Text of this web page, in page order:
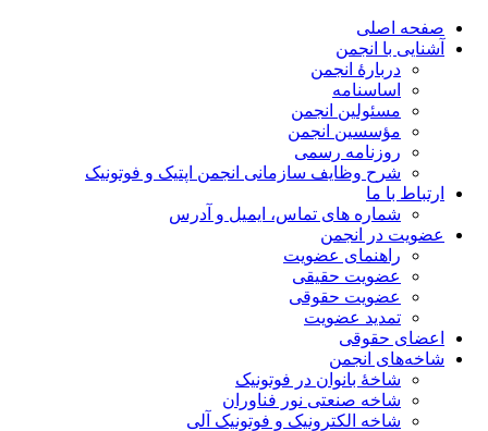
صفحه اصلی
آشنایی با انجمن
دربارۀ انجمن
اساسنامه
مسئولین انجمن
مؤسسین انجمن
روزنامه رسمی
شرح وظایف سازمانی انجمن اپتیک و فوتونیک
ارتباط با ما
شماره های تماس، ایمیل و آدرس
عضویت در انجمن
راهنمای عضویت
عضویت حقیقی
عضویت حقوقی
تمدید عضویت
اعضای حقوقی
شاخه‌های انجمن
شاخۀ بانوان در فوتونیک
شاخه صنعتی نور فناوران
شاخه‌ الکترونیک و فوتونیک آلی